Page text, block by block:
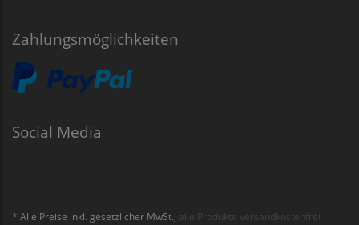
Zahlungsmöglichkeiten
Social Media
* Alle Preise inkl. gesetzlicher MwSt., alle Produkte versandkostenfrei